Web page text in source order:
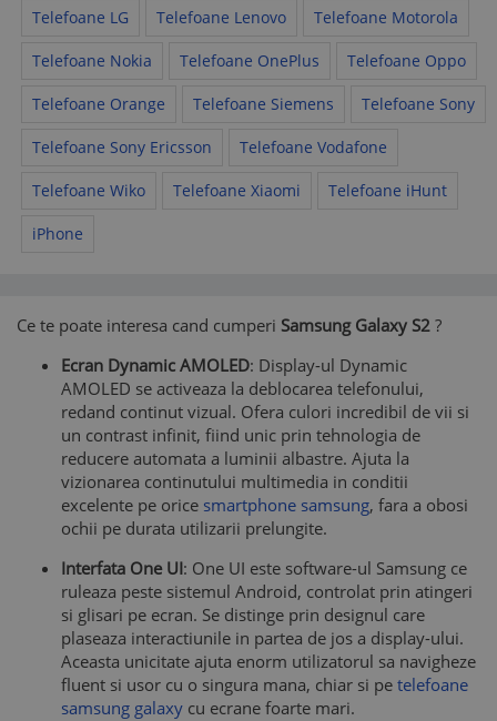
Telefoane LG Telefoane Lenovo Telefoane Motorola
Telefoane Nokia Telefoane OnePlus Telefoane Oppo
Telefoane Orange Telefoane Siemens Telefoane Sony
Telefoane Sony Ericsson Telefoane Vodafone
Telefoane Wiko Telefoane Xiaomi Telefoane iHunt
iPhone
Ce te poate interesa cand cumperi Samsung Galaxy S2 ?
Ecran Dynamic AMOLED: Display-ul Dynamic
AMOLED se activeaza la deblocarea telefonului,
redand continut vizual. Ofera culori incredibil de vii si
un contrast infinit, fiind unic prin tehnologia de
reducere automata a luminii albastre. Ajuta la
vizionarea continutului multimedia in conditii
excelente pe orice smartphone samsung, fara a obosi
ochii pe durata utilizarii prelungite.
Interfata One UI: One UI este software-ul Samsung ce
ruleaza peste sistemul Android, controlat prin atingeri
si glisari pe ecran. Se distinge prin designul care
plaseaza interactiunile in partea de jos a display-ului.
Aceasta unicitate ajuta enorm utilizatorul sa navigheze
fluent si usor cu o singura mana, chiar si pe telefoane
samsung galaxy cu ecrane foarte mari.